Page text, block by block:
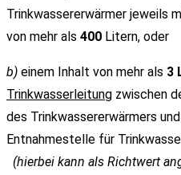
Trinkwassererwärmer jeweils
von mehr als 400 Litern, oder
b) einem Inhalt von mehr als 3
Trinkwasserleitung zwischen
des Trinkwassererwärmers
Entnahmestelle für
(hierbei kann als Richtwert